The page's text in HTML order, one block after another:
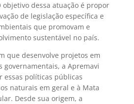
objetivo dessa atuação é propor
de legislação específica e
que promovam e
sustentável no país.
que desenvolve projetos em
governamentais, a Apremavi
essas políticas públicas
naturais em geral e à Mata
Desde sua origem, a